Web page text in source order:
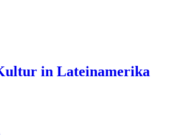
in Lateinamerika